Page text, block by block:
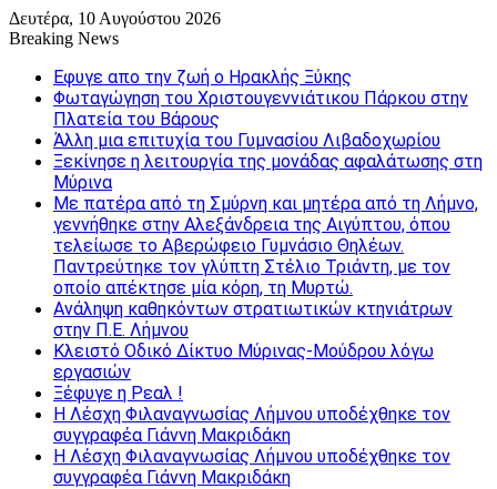
Δευτέρα, 10 Αυγούστου 2026
Breaking News
Εφυγε απο την ζωή o Ηρακλής Ξύκης
Φωταγώγηση του Χριστουγεννιάτικου Πάρκου στην
Πλατεία του Βάρους
Άλλη μια επιτυχία του Γυμνασίου Λιβαδοχωρίου
Ξεκίνησε η λειτουργία της μονάδας αφαλάτωσης στη
Μύρινα
Με πατέρα από τη Σμύρνη και μητέρα από τη Λήμνο,
γεννήθηκε στην Αλεξάνδρεια της Αιγύπτου, όπου
τελείωσε το Αβερώφειο Γυμνάσιο Θηλέων.
Παντρεύτηκε τον γλύπτη Στέλιο Τριάντη, με τον
οποίο απέκτησε μία κόρη, τη Μυρτώ.
Ανάληψη καθηκόντων στρατιωτικών κτηνιάτρων
στην Π.Ε. Λήμνου
Κλειστό Οδικό Δίκτυο Μύρινας-Μούδρου λόγω
εργασιών
Ξέφυγε η Ρεαλ !
Η Λέσχη Φιλαναγνωσίας Λήμνου υποδέχθηκε τον
συγγραφέα Γιάννη Μακριδάκη
Η Λέσχη Φιλαναγνωσίας Λήμνου υποδέχθηκε τον
συγγραφέα Γιάννη Μακριδάκη